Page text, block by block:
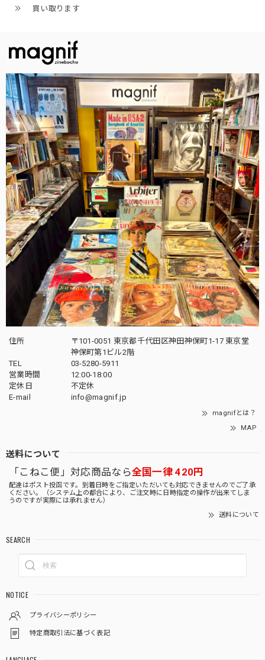
買い取ります
住所
〒101-0051 東京都千代田区神田神保町1-17 東京堂
神保町第1ビル2階
TEL
03-5280-5911
営業時間
12:00-18:00
定休日
不定休
E-mail
info@magnif.jp
magnifとは？
MAP
送料について
「こねこ便」対応商品なら全国一律 420円
配達はポスト投函です。到着日時をご指定いただいても対応できませんのでご了承
ください。（システム上の都合により、ご注文時に日時指定の操作が出来てしま
うのですが実際には承れません）
送料について
SEARCH
NOTICE
プライバシーポリシー
特定商取引法に基づく表記